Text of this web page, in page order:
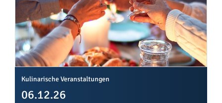
Kulinarische Veranstaltungen
06.12.26